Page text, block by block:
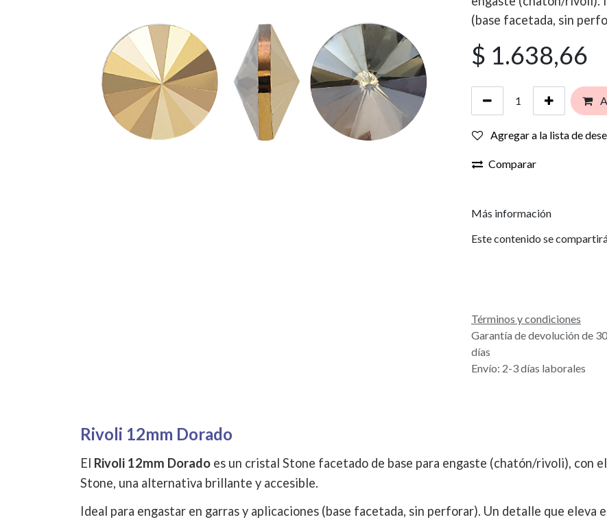
(base facetada, sin
$ 1.638,66
Agregar a la lista de
Comparar
Más información
Este contenido se
Términos y condiciones
Garantía de devolución de 30
días
Envío: 2-3 días laborales
Rivoli 12mm Dorado
El Rivoli 12mm Dorado es un cristal Stone facetado de base para engaste (chatón/rivoli), con
Stone, una alternativa brillante y accesible.
Ideal para engastar en garras y aplicaciones (base facetada, sin perforar). Un detalle que eleva